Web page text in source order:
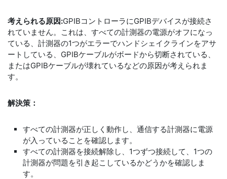
考えられる原因:GPIBコントローラにGPIBデバイスが接続さ
れていません。これは、すべての計測器の電源がオフになっ
ている、計測器の1つがエラーでハンドシェイクラインをアサ
ートしている、GPIBケーブルがボードから切断されている、
またはGPIBケーブルが壊れているなどの原因が考えられま
す。
解決策：
すべての計測器が正しく動作し、通信する計測器に電源
が入っていることを確認します。
すべての計測器を接続解除し、1つずつ接続して、1つの
計測器が問題を引き起こしているかどうかを確認しま
す。